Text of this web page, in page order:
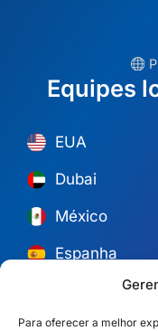
Para oferecer a melhor
Equipes
Dubai
México
Espanha
Brasil/